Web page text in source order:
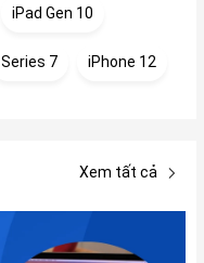
iPad Gen 10
Series 7 iPhone 12
Xem tất cả